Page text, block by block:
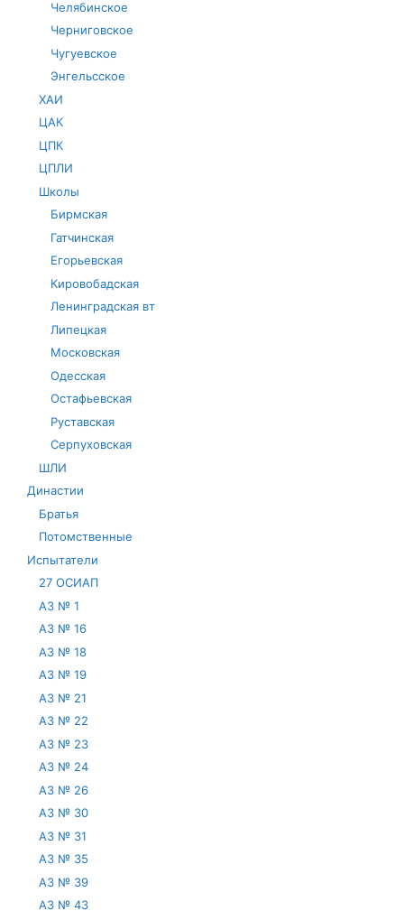
Челябинское
Черниговское
Чугуевское
Энгельсское
ХАИ
ЦАК
ЦПК
ЦПЛИ
Школы
Бирмская
Гатчинская
Егорьевская
Кировобадская
Ленинградская вт
Липецкая
Московская
Одесская
Остафьевская
Руставская
Серпуховская
ШЛИ
Династии
Братья
Потомственные
Испытатели
27 ОСИАП
АЗ № 1
АЗ № 16
АЗ № 18
АЗ № 19
АЗ № 21
АЗ № 22
АЗ № 23
АЗ № 24
АЗ № 26
АЗ № 30
АЗ № 31
АЗ № 35
АЗ № 39
АЗ № 43